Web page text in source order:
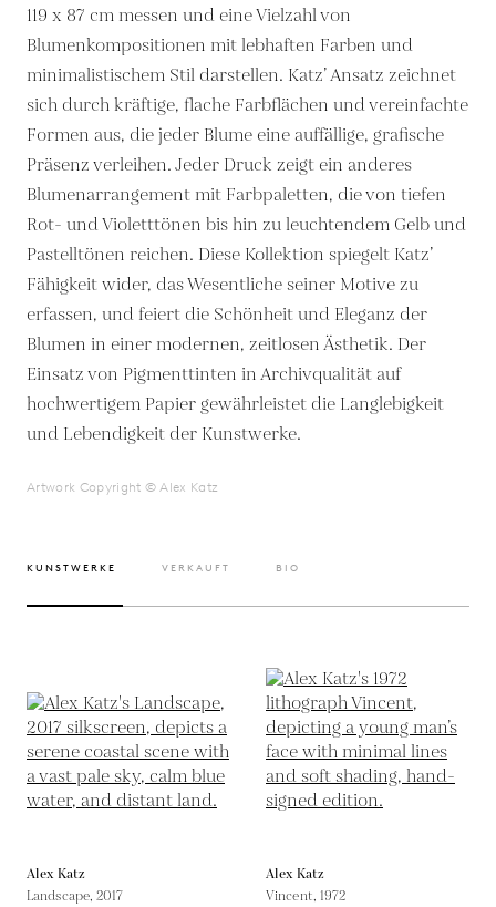
119 x 87 cm messen und eine Vielzahl von
Blumenkompositionen mit lebhaften Farben und
minimalistischem Stil darstellen. Katz’ Ansatz zeichnet
sich durch kräftige, flache Farbflächen und vereinfachte
Formen aus, die jeder Blume eine auffällige, grafische
Präsenz verleihen. Jeder Druck zeigt ein anderes
Blumenarrangement mit Farbpaletten, die von tiefen
Rot- und Violetttönen bis hin zu leuchtendem Gelb und
Pastelltönen reichen. Diese Kollektion spiegelt Katz’
Fähigkeit wider, das Wesentliche seiner Motive zu
erfassen, und feiert die Schönheit und Eleganz der
Blumen in einer modernen, zeitlosen Ästhetik. Der
Einsatz von Pigmenttinten in Archivqualität auf
hochwertigem Papier gewährleistet die Langlebigkeit
und Lebendigkeit der Kunstwerke.
Artwork Copyright © Alex Katz
KUNSTWERKE VERKAUFT BIO
Alex Katz
Landscape,2017
Alex Katz
Vincent, 1972